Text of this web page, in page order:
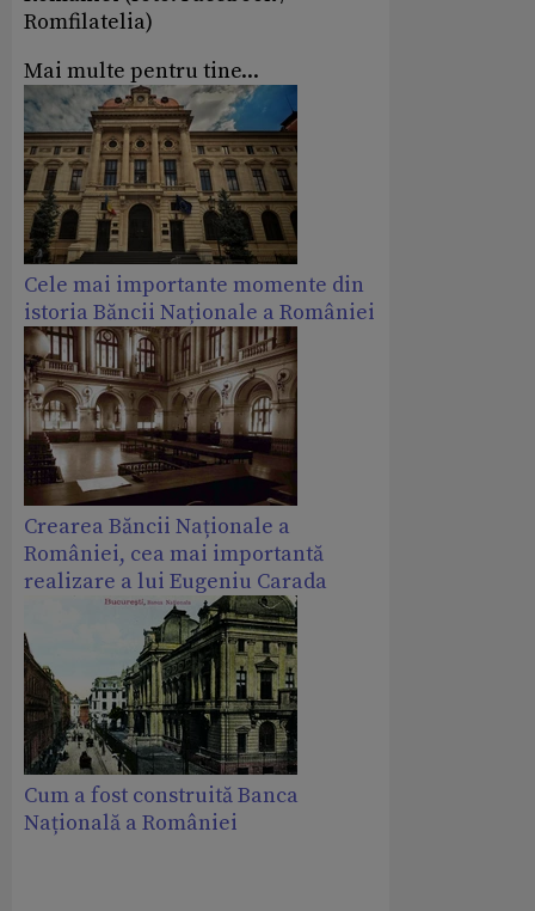
Romfilatelia)
Mai multe pentru tine...
Cele mai importante momente din
istoria Băncii Naționale a României
Crearea Băncii Naționale a
României, cea mai importantă
realizare a lui Eugeniu Carada
Cum a fost construită Banca
Națională a României